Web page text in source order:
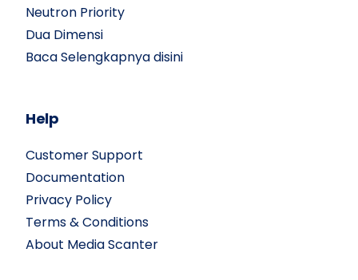
Neutron Priority
Dua Dimensi
Baca Selengkapnya disini
Help
Customer Support
Documentation
Privacy Policy
Terms & Conditions
About Media Scanter